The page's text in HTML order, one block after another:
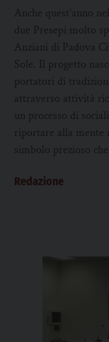
Anche quest’anno
due Presepi molto
Anziani di Padova
Sole. Il progetto
portatori di
attraverso attività
un processo di
riportare alla mente
simbolo prezioso
Redazione